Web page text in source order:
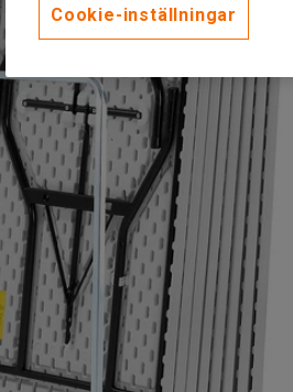
Cookie-inställningar